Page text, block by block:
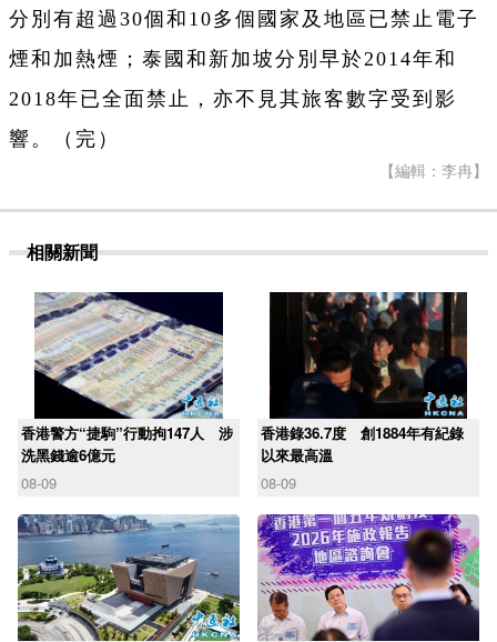
分別有超過30個和10多個國家及地區已禁止電子
煙和加熱煙；泰國和新加坡分別早於2014年和
2018年已全面禁止，亦不見其旅客數字受到影
響。（完）
【編輯：李冉】
相關新聞
香港警方“捷駒”行動拘147人 涉
洗黑錢逾6億元
08-09
香港錄36.7度 創1884年有紀錄
以來最高溫
08-09